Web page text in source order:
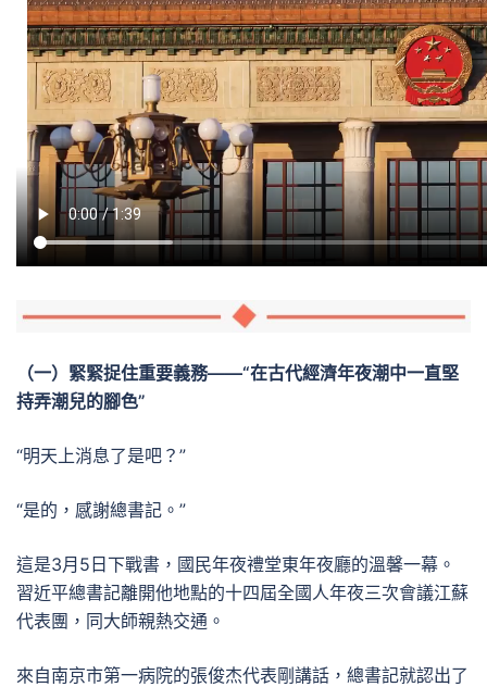
（一）緊緊捉住重要義務——“在古代經濟年夜潮中一直堅
持弄潮兒的腳色”
“明天上消息了是吧？”
“是的，感謝總書記。”
這是3月5日下戰書，國民年夜禮堂東年夜廳的溫馨一幕。
習近平總書記離開他地點的十四屆全國人年夜三次會議江蘇
代表團，同大師親熱交通。
來自南京市第一病院的張俊杰代表剛講話，總書記就認出了